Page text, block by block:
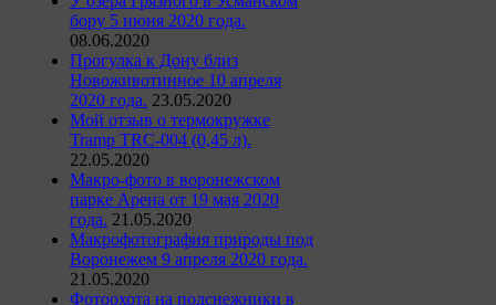
бору 5 июня 2020 года.
08.06.2020
Прогулка к Дону близ
Новоживотинное 10 апреля
2020 года. 23.05.2020
Мой отзыв о термокружке
Tramp TRC-004 (0,45 л).
22.05.2020
Макро-фото в воронежском
парке Арена от 19 мая 2020
года. 21.05.2020
Макрофотография природы под
Воронежем 9 апреля 2020 года.
21.05.2020
Фотоохота на подснежники в